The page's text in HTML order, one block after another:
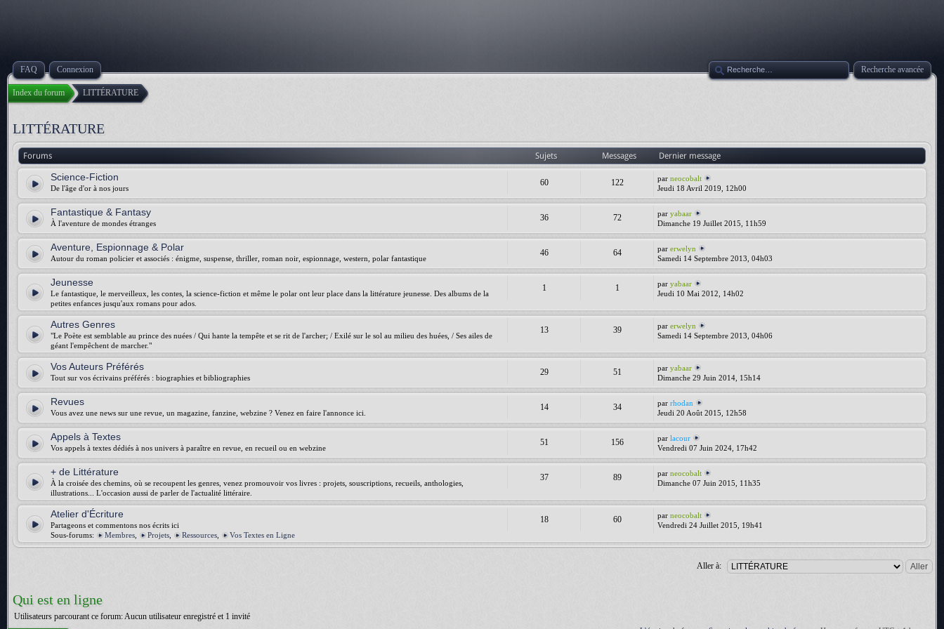
FAQ Connexion Recherche avancée
Index du forum LITTÉRATURE
LITTÉRATURE
Forums Sujets Messages Dernier message
Science-Fiction
De l'âge d'or à nos jours
60 122 parneocobalt
Jeudi 18 Avril 2019, 12h00
Fantastique & Fantasy
À l'aventure de mondes étranges
36 72 paryabaar
Dimanche 19 Juillet 2015, 11h59
Aventure, Espionnage & Polar
Autour du roman policier et associés : énigme, suspense, thriller, roman noir, espionnage, western, polar fantastique
46 64 parerwelyn
Samedi 14 Septembre 2013, 04h03
Jeunesse
Le fantastique, le merveilleux, les contes, la science-fiction et même le polar ont leur place dans la littérature jeunesse. Des albums de la
petites enfances jusqu'aux romans pour ados.
1 1 paryabaar
Jeudi 10 Mai 2012, 14h02
Autres Genres
"Le Poète est semblable au prince des nuées / Qui hante la tempête et se rit de l'archer; / Exilé sur le sol au milieu des huées, / Ses ailes de
géant l'empêchent de marcher."
13 39 parerwelyn
Samedi 14 Septembre 2013, 04h06
Vos Auteurs Préférés
Tout sur vos écrivains préférés : biographies et bibliographies
29 51 paryabaar
Dimanche 29 Juin 2014, 15h14
Revues
Vous avez une news sur une revue, un magazine, fanzine, webzine ? Venez en faire l'annonce ici.
14 34 parrhodan
Jeudi 20 Août 2015, 12h58
Appels à Textes
Vos appels à textes dédiés à nos univers à paraître en revue, en recueil ou en webzine
51 156 parlacour
Vendredi 07 Juin 2024, 17h42
+ de Littérature
À la croisée des chemins, où se recoupent les genres, venez promouvoir vos livres : projets, souscriptions, recueils, anthologies,
illustrations... L'occasion aussi de parler de l'actualité littéraire.
37 89 parneocobalt
Dimanche 07 Juin 2015, 11h35
Atelier d'Écriture
Partageons et commentons nos écrits ici
Sous-forums:
Membres Projets Ressources Vos Textes en Ligne
18 60 parneocobalt
Vendredi 24 Juillet 2015, 19h41
Aller à:
Qui est en ligne
Utilisateurs parcourant ce forum: Aucun utilisateur enregistré et 1 invité